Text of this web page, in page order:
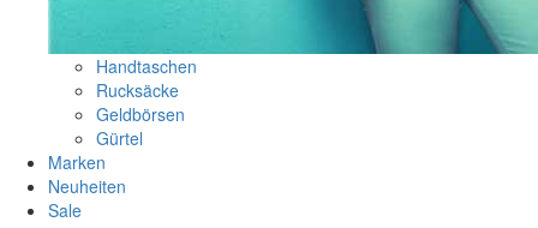
Handtaschen
Rucksäcke
Geldbörsen
Gürtel
Marken
Neuheiten
Sale